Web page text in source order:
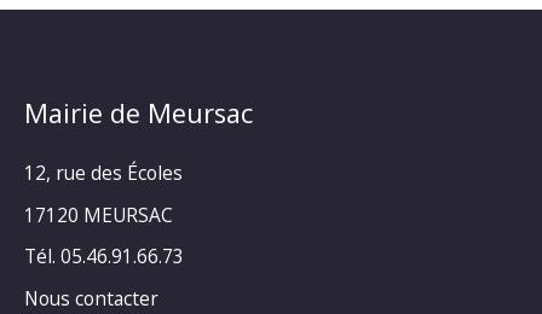
Mairie de Meursac
12, rue des Écoles
17120 MEURSAC
Tél. 05.46.91.66.73
Nous contacter